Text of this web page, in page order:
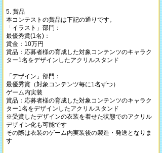
5. 賞品
本コンテストの賞品は下記の通りです。
「イラスト」部門：
最優秀賞(1名)：
賞金：10万円
賞品：応募者様の育成した対象コンテンツのキャラク
ター1名をデザインしたアクリルスタンド
「デザイン」部門：
最優秀賞（対象コンテンツ毎に1名ずつ）
ゲーム内実装
賞品：応募者様の育成した対象コンテンツのキャラク
ター1名をデザインしたアクリルスタンド
※受賞したデザインの衣装を着せた状態でのアクリル
デザイン化も可能です
その際は衣装のゲーム内実装後の製造・発送となりま
す